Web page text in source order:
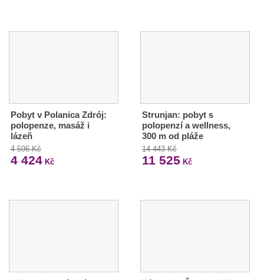
Pobyt v Polanica Zdrój:
polopenze, masáž i
lázeň
4 596 Kč
4 424 Kč
Strunjan: pobyt s
polopenzí a wellness,
300 m od pláže
14 443 Kč
11 525 Kč